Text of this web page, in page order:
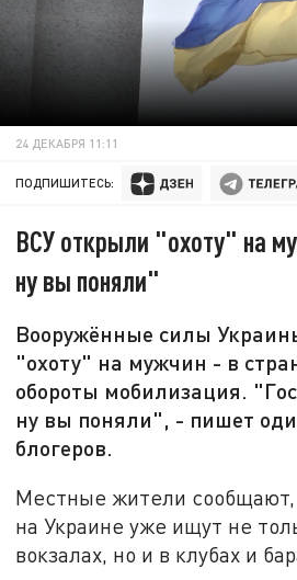
24 ДЕКАБРЯ 11:11
ПОДПИШИТЕСЬ:
ВСУ открыли "охоту" на
ну вы поняли"
Вооружённые силы
"охоту" на мужчин - в
обороты мобилизация.
ну вы поняли", - пишет
блогеров.
Местные жители сообщают,
на Украине уже ищут не
вокзалах, но и в клубах и